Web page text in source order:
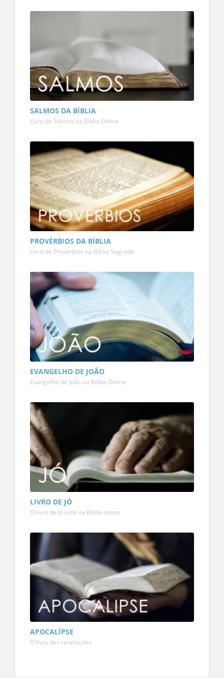
SALMOS DA BÍBLIA
Livro de Salmos na Bíblia Online
PROVÉRBIOS DA BÍBLIA
Livro de Provérbios na Bíblia Sagrada
EVANGELHO DE JOÃO
Evangelho de João na Bíblia Online
LIVRO DE JÓ
O livro de Jó está na Bíblia online
APOCALÍPSE
O livro das revelações